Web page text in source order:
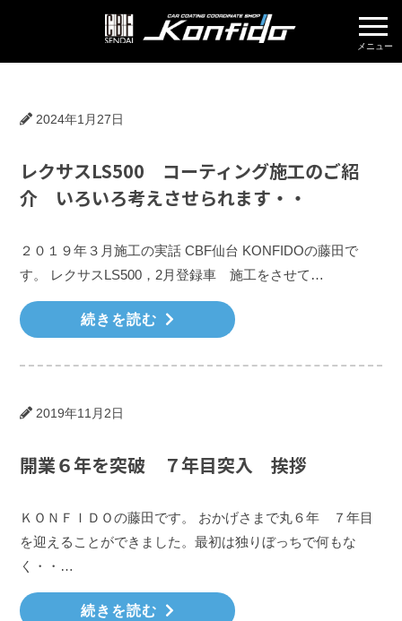
株式会社
2024年1月27日
レクサスLS500 コーティング施工のご紹
介 いろいろ考えさせられます・・
２０１９年３月施工の実話 CBF仙台 KONFIDOの藤田で
す。 レクサスLS500，2月登録車 施工をさせて…
続きを読む
2019年11月2日
開業６年を突破 ７年目突入 挨拶
ＫＯＮＦＩＤＯの藤田です。 おかげさまで丸６年 ７年目
を迎えることができました。最初は独りぼっちで何もな
く・・…
続きを読む